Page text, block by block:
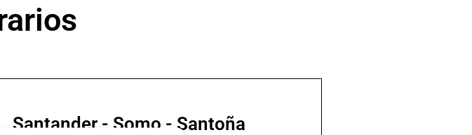
Santander - Somo - Santoña